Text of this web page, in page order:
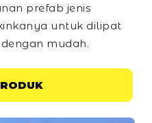
prefab jenis
untuk dilipat
mudah.